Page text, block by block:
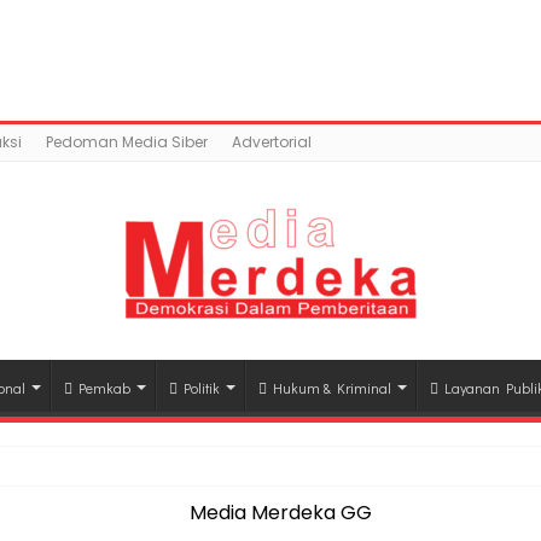
Pedoman Media Siber Advertorial
Pemkab Politik Hukum & Kriminal Layanan
Waris Korban Kebakaran KM Mutiara Sentosa II